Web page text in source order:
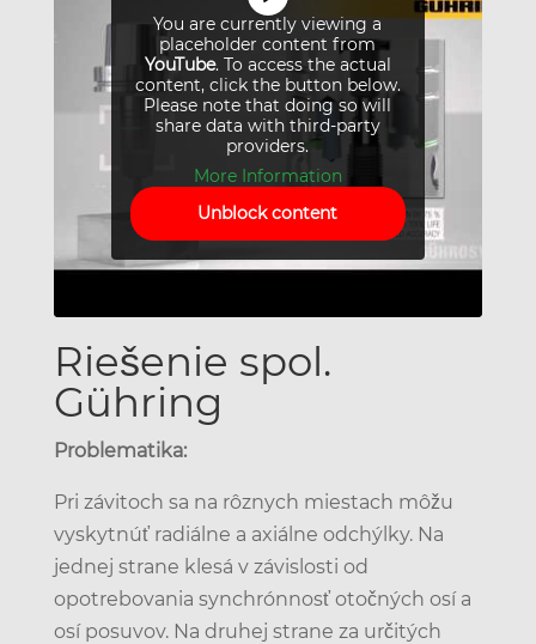
You are currently viewing a
placeholder content from
YouTube. To access the actual
content, click the button below.
Please note that doing so will
share data with third-party
providers.
More Information
Unblock content
Riešenie spol.
Gühring
Problematika:
Pri závitoch sa na rôznych miestach môžu
vyskytnúť radiálne a axiálne odchýlky. Na
jednej strane klesá v závislosti od
opotrebovania synchrónnosť otočných osí a
osí posuvov. Na druhej strane za určitých